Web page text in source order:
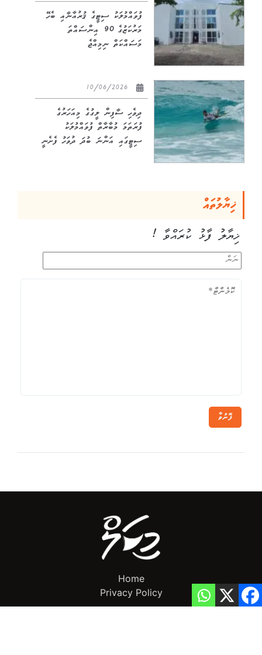
ފުވައްމުލަކު ސިޓީގެ ޤުރުއާނާއި ބެހޭ
މަރުކަޒުގެ 90 އިންސައްތަ
މަސައްކަތް ނިމިއްޖެ
ދިވެހި ސާފިން ލީގުގެ މިއަހަރުގެ
ފުރަތަމަ މުބާރާތް ފުވައްމުލަކު
ސިޓީގައި އަންނަ ބުދަ ދުވަހު ފެށެނީ
ޚިޔާލުތައް
ޚިޔާލު ފާޅު ކުރައްވާ !
ފޮނުވާ
Home
Privacy Policy